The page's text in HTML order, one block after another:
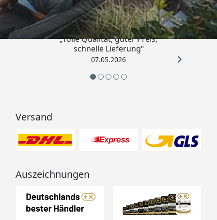
4,67/ 5
„Tolle Qualität, guter Preis,
schnelle Lieferung“
07.05.2026
Versand
Auszeichnungen